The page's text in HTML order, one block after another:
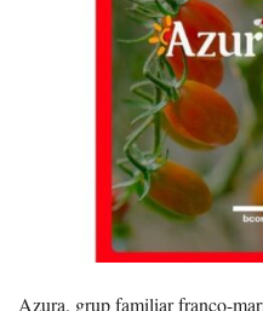
Azura, grup familiar franco-